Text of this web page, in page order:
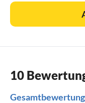
10
Gesamtbewertung